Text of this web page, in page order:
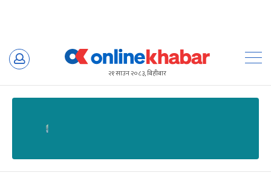
Skip
२१ साउन २०८३, बिहीबार